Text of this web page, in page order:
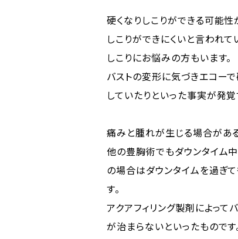
硬くなりしこりができる可能性
しこりができにくいと言われて
しこりにお悩みの方もいます。
バストの変形に気づきエコー
していたりといった事実が発覚
痛みと腫れが生じる場合があ
他の豊胸術でもダウンタイム
の場合はダウンタイムを過ぎ
す。
アクアフィリング製剤によって
が治まらないといったものです